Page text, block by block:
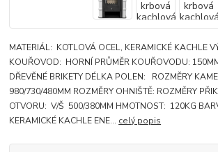
MATERIÁL: KOTLOVÁ OCEL, KERAMICKÉ KACHLE
KOUŘOVOD: HORNÍ PRŮMĚR KOUŘOVODU:
DŘEVĚNÉ BRIKETY DÉLKA POLEN: ROZMĚRY
980/730/480MM ROZMĚRY OHNIŠTĚ: ROZMĚRY
OTVORU: V/Š 500/380MM HMOTNOST: 120KG
KERAMICKÉ KACHLE ENE... celý popis